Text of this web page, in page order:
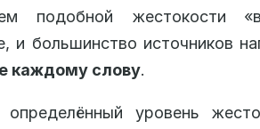
подобной жестокости
и большинство источников
каждому слову.
определённый уровень